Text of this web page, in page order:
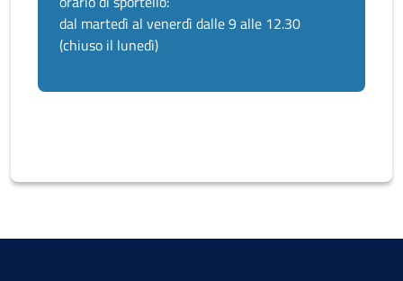
dal martedì al venerdì dalle 9 alle 12.30
(chiuso il lunedì)